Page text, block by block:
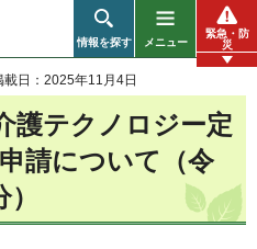
情報を探す メニュー
緊急・防
災
載日：2025年11月4日
護テクノロジー定
請について（令